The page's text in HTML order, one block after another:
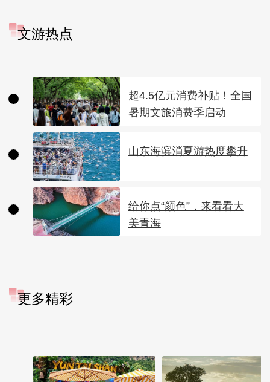
文游热点
超4.5亿元消费补贴！全国
暑期文旅消费季启动
山东海滨消夏游热度攀升
给你点“颜色”，来看看大
美青海
更多精彩